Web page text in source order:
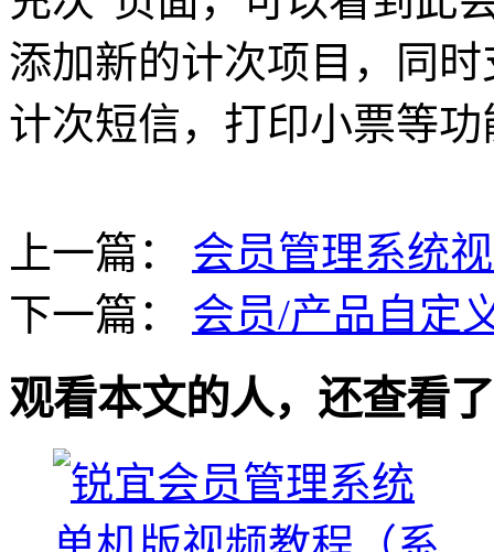
添加新的计次项目，同
计次短信，打印小票等功
上一篇： 会员管理系统
下一篇： 会员/产品自定
观看本文的人，还查看